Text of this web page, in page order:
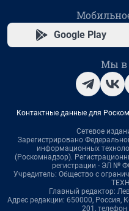
Google Play
Мы в
Контактные данные для
Сетевое
Зарегистрировано
информационных
(Роскомнадзор).
регистрации - ЭЛ №
Учредитель: Общество с
Главный редактор:
Адрес редакции: 650000, Россия,
201,